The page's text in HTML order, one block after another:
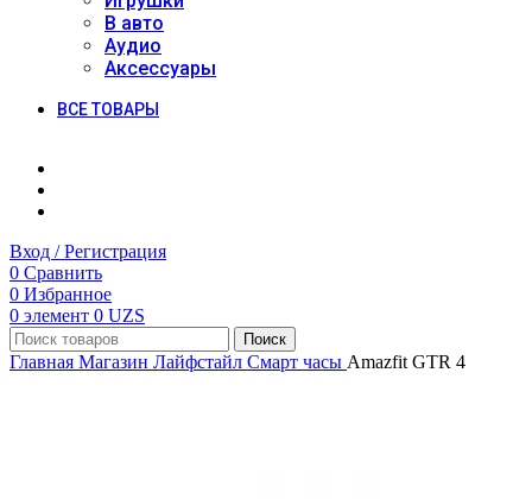
В авто
Аудио
Аксессуары
ВСЕ ТОВАРЫ
Вход / Регистрация
0 Сравнить
0 Избранное
0 элемент 0 UZS
Поиск
Главная Магазин Лайфстайл Смарт часы Amazfit GTR 4